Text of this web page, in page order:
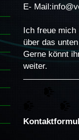
E-
Ich freue mich
über das
Gerne könnt
weiter.